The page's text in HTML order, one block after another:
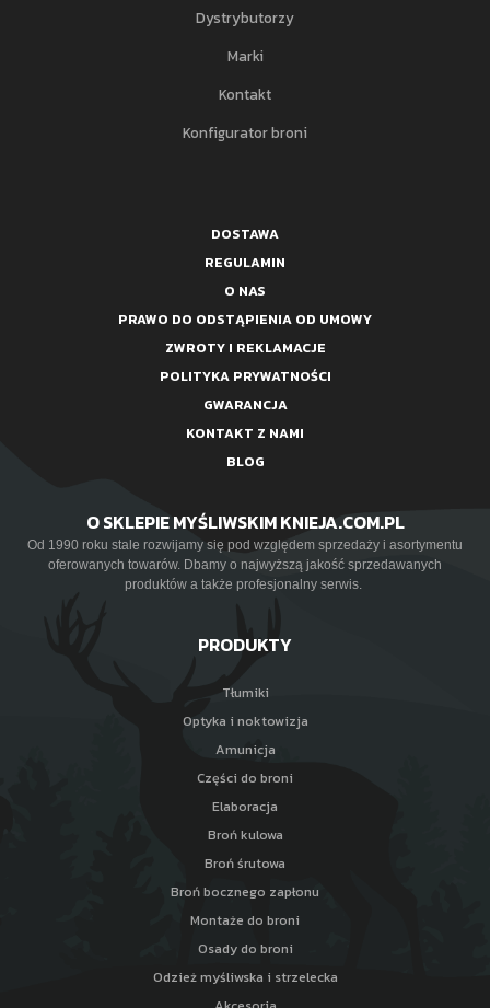
Dystrybutorzy
Marki
Kontakt
Konfigurator broni
DOSTAWA
REGULAMIN
O NAS
PRAWO DO ODSTĄPIENIA OD UMOWY
ZWROTY I REKLAMACJE
POLITYKA PRYWATNOŚCI
GWARANCJA
KONTAKT Z NAMI
BLOG
O SKLEPIE MYŚLIWSKIM KNIEJA.COM.PL
Od 1990 roku stale rozwijamy się pod względem sprzedaży i asortymentu
oferowanych towarów. Dbamy o najwyższą jakość sprzedawanych
produktów a także profesjonalny serwis.
PRODUKTY
Tłumiki
Optyka i noktowizja
Amunicja
Części do broni
Elaboracja
Broń kulowa
Broń śrutowa
Broń bocznego zapłonu
Montaże do broni
Osady do broni
Odzież myśliwska i strzelecka